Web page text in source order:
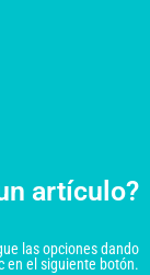
artículo?
las opciones dando
en el siguiente botón.